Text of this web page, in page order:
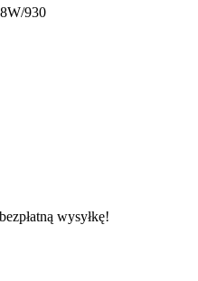
930
wysyłkę!